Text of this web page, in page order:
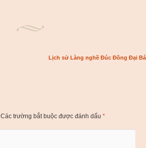
Lịch sử Làng nghề Đúc Đồng Đại
Các trường bắt buộc được đánh dấu *